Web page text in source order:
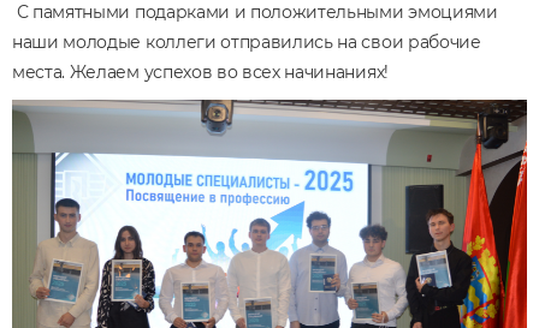
С памятными подарками и положительными эмоциями
наши молодые коллеги отправились на свои рабочие
места. Желаем успехов во всех начинаниях!